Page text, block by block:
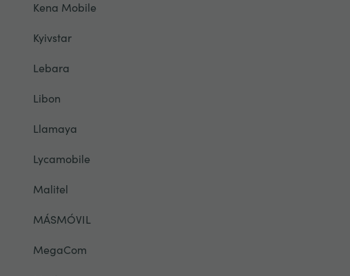
Kena Mobile
Kyivstar
Lebara
Libon
Llamaya
Lycamobile
Malitel
MÁSMÓVIL
MegaCom